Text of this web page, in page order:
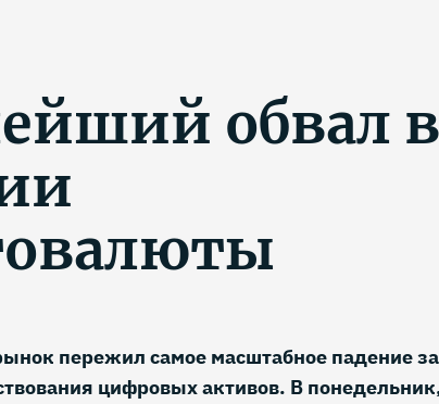
обвал в
пережил самое масштабное падение за
цифровых активов. В